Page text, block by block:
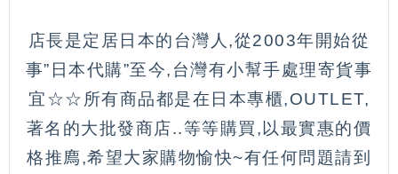
店長是定居日本的台灣人,從2003年開始從
事”日本代購”至今,台灣有小幫手處理寄貨事
宜☆☆所有商品都是在日本專櫃,OUTLET,
著名的大批發商店..等等購買,以最實惠的價
格推廌,希望大家購物愉快~有任何問題請到